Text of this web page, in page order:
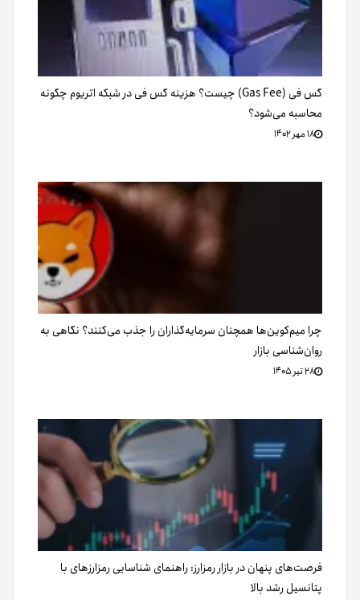
گس فی (Gas Fee) چیست؟ هزینه گس فی در شبکه اتریوم چگونه
محاسبه می‌شود؟
۱۸ مهر ۱۴۰۲
چرا میم‌کوین‌ها همچنان سرمایه‌گذاران را جذب می‌کنند؟ نگاهی به
روان‌شناسی بازار
۲۸ تیر ۱۴۰۵
فرصت‌های پنهان در بازار رمزارز: راهنمای شناسایی رمزارزهای با
پتانسیل رشد بالا